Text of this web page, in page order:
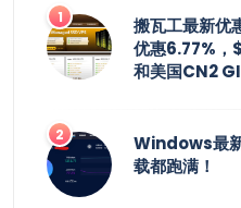
搬瓦工最新优
优惠6.77%，
和美国CN2
Windows最
载都跑满！